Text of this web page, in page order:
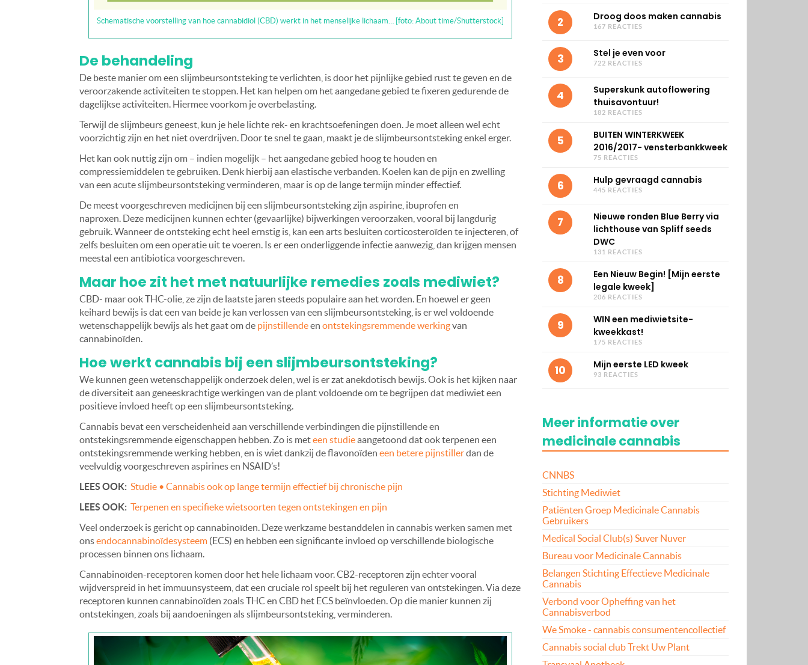
Schematische voorstelling van hoe cannabidiol (CBD) werkt in het menselijke lichaam… [foto: About time/Shutterstock]
De behandeling
De beste manier om een slijmbeursontsteking te verlichten, is door het pijnlijke gebied rust te geven en de
veroorzakende activiteiten te stoppen. Het kan helpen om het aangedane gebied te fixeren gedurende de
dagelijkse activiteiten. Hiermee voorkom je overbelasting.
Terwijl de slijmbeurs geneest, kun je hele lichte rek- en krachtsoefeningen doen. Je moet alleen wel echt
voorzichtig zijn en het niet overdrijven. Door te snel te gaan, maakt je de slijmbeursontsteking enkel erger.
Het kan ook nuttig zijn om – indien mogelijk – het aangedane gebied hoog te houden en
compressiemiddelen te gebruiken. Denk hierbij aan elastische verbanden. Koelen kan de pijn en zwelling
van een acute slijmbeursontsteking verminderen, maar is op de lange termijn minder effectief.
De meest voorgeschreven medicijnen bij een slijmbeursontsteking zijn aspirine, ibuprofen en
naproxen. Deze medicijnen kunnen echter (gevaarlijke) bijwerkingen veroorzaken, vooral bij langdurig
gebruik. Wanneer de ontsteking echt heel ernstig is, kan een arts besluiten corticosteroïden te injecteren, of
zelfs besluiten om een operatie uit te voeren. Is er een onderliggende infectie aanwezig, dan krijgen mensen
meestal een antibiotica voorgeschreven.
Maar hoe zit het met natuurlijke remedies zoals mediwiet?
CBD- maar ook THC-olie, ze zijn de laatste jaren steeds populaire aan het worden. En hoewel er geen
keihard bewijs is dat een van beide je kan verlossen van een slijmbeursontsteking, is er wel voldoende
wetenschappelijk bewijs als het gaat om de pijnstillendeen ontstekingsremmende werkingvan
cannabinoïden.
Hoe werkt cannabis bij een slijmbeursontsteking?
We kunnen geen wetenschappelijk onderzoek delen, wel is er zat anekdotisch bewijs. Ook is het kijken naar
de diversiteit aan geneeskrachtige werkingen van de plant voldoende om te begrijpen dat mediwiet een
positieve invloed heeft op een slijmbeursontsteking.
Cannabis bevat een verscheidenheid aan verschillende verbindingen die pijnstillende en
ontstekingsremmende eigenschappen hebben. Zo is meteen studieaangetoond dat ook terpenen een
ontstekingsremmende werking hebben, en is wiet dankzij de flavonoïden een betere pijnstillerdan de
veelvuldig voorgeschreven aspirines en NSAID’s!
LEES OOK: Studie • Cannabis ook op lange termijn effectief bij chronische pijn
LEES OOK: Terpenen en specifieke wietsoorten tegen ontstekingen en pijn
Veel onderzoek is gericht op cannabinoïden. Deze werkzame bestanddelen in cannabis werken samen met
onsendocannabinoïdesysteem (ECS) en hebben een significante invloed op verschillende biologische
processen binnen ons lichaam.
Cannabinoïden-receptoren komen door het hele lichaam voor. CB2-receptoren zijn echter vooral
wijdverspreid in het immuunsysteem, dat een cruciale rol speelt bij het reguleren van ontstekingen.Via deze
receptoren kunnen cannabinoïden zoals THC en CBD het ECS beïnvloeden. Op die manier kunnen zij
ontstekingen, zoals bij aandoeningen als slijmbeursontsteking, verminderen.
2 Droog doos maken cannabis
167 REACTIES
3 Stel je even voor
722 REACTIES
4
Superskunk autoflowering
thuisavontuur!
182 REACTIES
5
BUITEN WINTERKWEEK
2016/2017- vensterbankkweek
75 REACTIES
6 Hulp gevraagd cannabis
445 REACTIES
7
Nieuwe ronden Blue Berry via
lichthouse van Spliff seeds
DWC
131 REACTIES
8
Een Nieuw Begin! [Mijn eerste
legale kweek]
206 REACTIES
9
WIN een mediwietsite-
kweekkast!
175 REACTIES
10 Mijn eerste LED kweek
93 REACTIES
Meer informatie over
medicinale cannabis
CNNBS
Stichting Mediwiet
Patiënten Groep Medicinale Cannabis
Gebruikers
Medical Social Club(s) Suver Nuver
Bureau voor Medicinale Cannabis
Belangen Stichting Effectieve Medicinale
Cannabis
Verbond voor Opheffing van het
Cannabisverbod
We Smoke - cannabis consumentencollectief
Cannabis social club Trekt Uw Plant